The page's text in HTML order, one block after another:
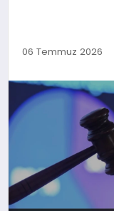
MAGAZIN
GENEL
YEREL HABERLER
06 Temmuz 2026